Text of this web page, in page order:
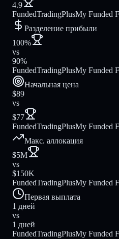
4.9
FundedTradingPlusMy Funded
Разделение прибыли
100%
vs
90%
FundedTradingPlusMy Funded
Начальная цена
$89
vs
$77
FundedTradingPlusMy Funded
Макс. аллокация
$5M
vs
$150K
FundedTradingPlusMy Funded
Первая выплата
1 дней
vs
1 дней
FundedTradingPlusMy Funded